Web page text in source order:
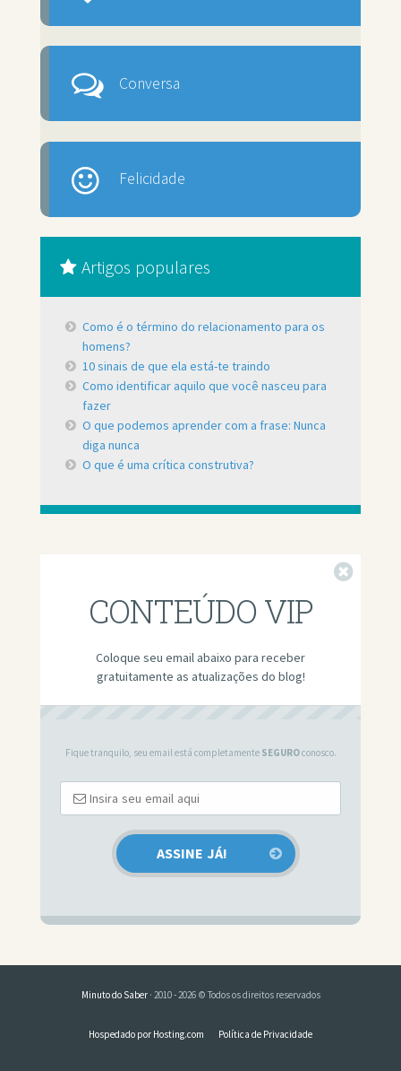
Conversa
Felicidade
Artigos populares
Como é o término do relacionamento para os
homens?
10 sinais de que ela está-te traindo
Como identificar aquilo que você nasceu para
fazer
O que podemos aprender com a frase: Nunca
diga nunca
O que é uma crítica construtiva?
CONTEÚDO VIP
Coloque seu email abaixo para receber
gratuitamente as atualizações do blog!
Fique tranquilo, seu email está completamente SEGUROconosco.
Minuto do Saber· 2010 - 2026 © Todos os direitos reservados
Hospedado por Hosting.com Política de Privacidade